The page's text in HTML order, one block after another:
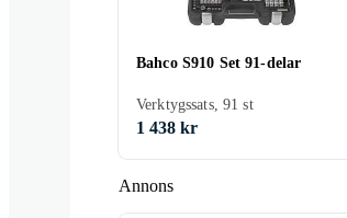
Annons
Bahco S910 Set 91-delar
Verktygssats, 91 st
1 438 kr